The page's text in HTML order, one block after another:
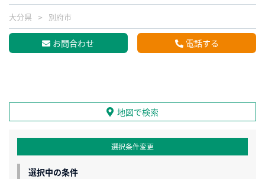
大分県 別府市
お問合わせ 電話する
地図で検索
選択条件変更
選択中の条件